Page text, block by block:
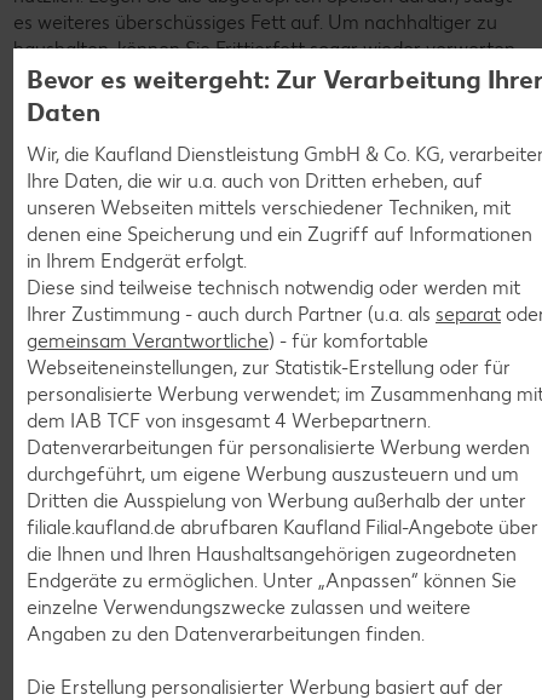
es weiteres überschüssiges Fett auf. Um nachhaltiger zu
haushalten, können Sie Frittierfett sogar wieder verwerten
– vorausgesetzt, Sie filtern es nach dem Frittiervorgang.
Lassen Sie das Öl dafür zunächst etwas abkühlen. Danach
gießen Sie es durch ein feines Sieb oder einen Kaffeefilter
und lagern es im Kühlschrank.
Fett, mit dem Sie Fisch oder Meeresfrüchte frittiert haben,
verwenden Sie am besten auch weiterhin nur dafür, damit
der fischige Geschmack nicht auf andere Lebensmittel
übergeht. Sobald das Öl unangenehm riecht oder beim
Erhitzen schnell Rauch bildet, sollten Sie es spätestens
wechseln – in der Regel nach dreimaliger Verwendung. Altes
Frittierfett entsorgen Sie idealerweise in einem
verschließbaren Behälter mit dem Restmüll. Größere Menge
lassen sich gegen kleines Geld auf dem Recyclinghof
abgeben. Auch wenn es verlockend ist: Bitte nicht in den
Abfluss oder die Toilette gießen – dort kann es die Rohre
verstopfen.
Weitere Tipps: Wann ist das Fett heiß
genug?
Halten wir noch mal fest: Beim Frittieren sollte sich kein
nicht sein. Die Deutsche Gesellschaft für Fettwissenschaft
Bevor es weitergeht: Zur Verarbeitung
Daten
Wir, die Kaufland Dienstleistung GmbH & Co. KG,
Ihre Daten, die wir u.a. auch von Dritten erheben, auf
unseren Webseiten mittels verschiedener Techniken, mit
denen eine Speicherung und ein Zugriff auf Informationen
in Ihrem Endgerät erfolgt.
Diese sind teilweise technisch notwendig oder werden mit
Ihrer Zustimmung - auch durch Partner (u.a. als separat
gemeinsam Verantwortliche) - für komfortable
Webseiteneinstellungen, zur Statistik-Erstellung oder für
personalisierte Werbung verwendet; im Zusammenhang
dem IAB TCF von insgesamt 4 Werbepartnern.
Datenverarbeitungen für personalisierte Werbung werden
durchgeführt, um eigene Werbung auszusteuern und um
Dritten die Ausspielung von Werbung außerhalb der unter
filiale.kaufland.de abrufbaren Kaufland Filial-Angebote über
die Ihnen und Ihren Haushaltsangehörigen zugeordneten
Endgeräte zu ermöglichen. Unter „Anpassen“ können Sie
einzelne Verwendungszwecke zulassen und weitere
Angaben zu den Datenverarbeitungen finden.
Die Erstellung personalisierter Werbung basiert auf der